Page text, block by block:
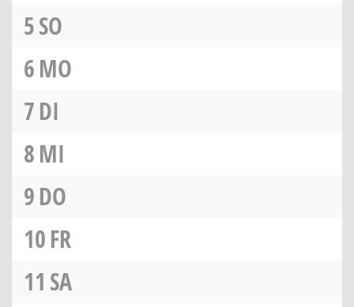
5SO
6MO
7DI
8MI
9DO
10FR
11 SA